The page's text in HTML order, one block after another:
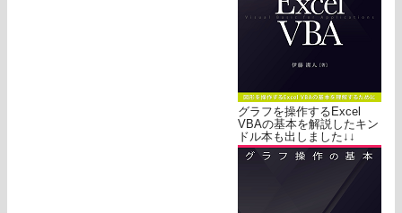
グラフを操作するExcel
VBAの基本を解説したキン
ドル本も出しました↓↓